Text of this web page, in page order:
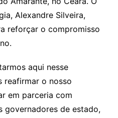
Alexandre Silveira,
reforçar o compromisso
aqui nesse
reafirmar o nosso
em parceria com
governadores de estado,